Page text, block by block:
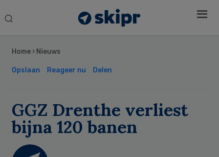
Search
Home › Nieuws
Opslaan Reageer nu Delen
GGZ Drenthe verliest
bijna 120 banen
Sidebar